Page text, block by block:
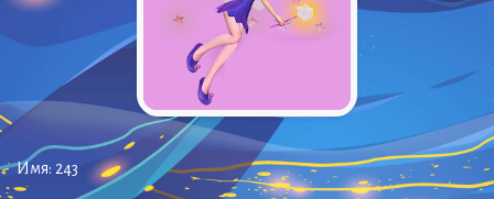
Имя: 243